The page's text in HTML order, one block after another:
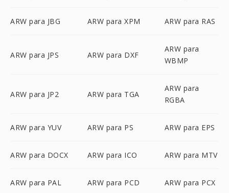
ARW para JBG ARW para XPM ARW para RAS
ARW para JPS ARW para DXF
ARW para
WBMP
ARW para JP2 ARW para TGA
ARW para
RGBA
ARW para YUV ARW para PS ARW para EPS
ARW para DOCX ARW para ICO ARW para MTV
ARW para PAL ARW para PCD ARW para PCX